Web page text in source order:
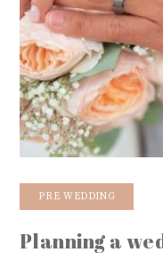
PRE WEDDING
Planning a